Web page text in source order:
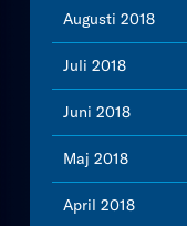
Augusti 2018
Juli 2018
Juni 2018
Maj 2018
April 2018